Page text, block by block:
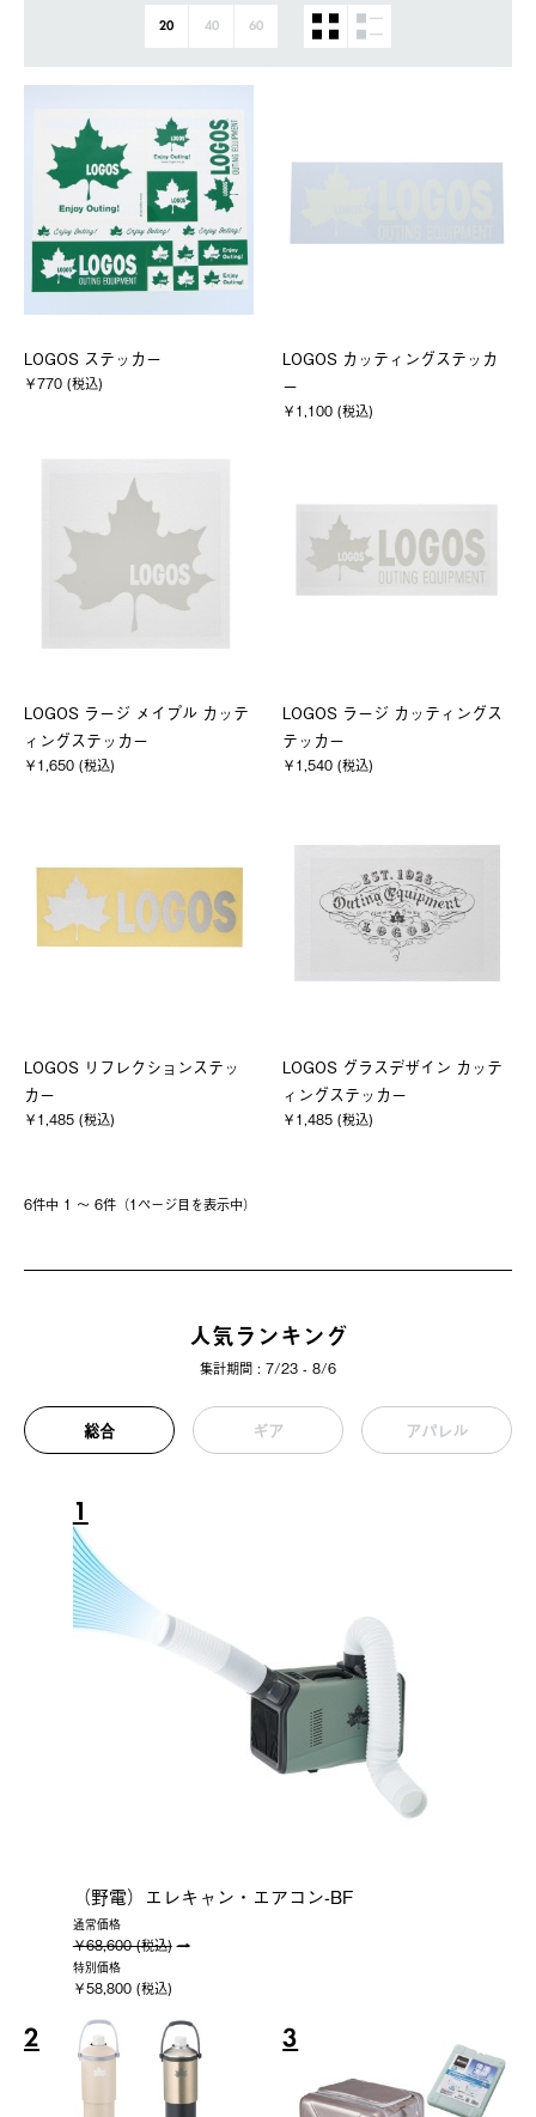
20 40 60
LOGOS ステッカー
￥770 (税込)
LOGOS カッティングステッカ
ー
￥1,100 (税込)
LOGOS ラージ メイプル カッテ
ィングステッカー
￥1,650 (税込)
LOGOS ラージ カッティングス
テッカー
￥1,540 (税込)
LOGOS リフレクションステッ
カー
￥1,485 (税込)
LOGOS グラスデザイン カッテ
ィングステッカー
￥1,485 (税込)
6件中 1 〜 6件（1ページ⽬を表⽰中）
人気ランキング
集計期間 : 7/23 - 8/6
総合 ギア アパレル
1
（野電）エレキャン・エアコン-BF
通常価格
￥68,600 (税込)
特別価格
￥58,800 (税込)
2 3